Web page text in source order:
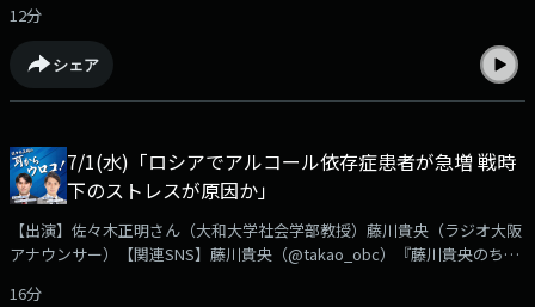
えぇラジオ』番組公式（@chodo_obc）サンスポ編集委員 大澤謙一郎さ
んの『スポーツ芸能ちょうどえぇ話』秋に行われる西城秀樹さんのフィル
ムコンサートの詳細が発表されました。前回、初めて公開された当時20歳
の西城さんが日本武道館で初のコンサートを行った貴重映像に加えて今
す。➡https://www.obc1314.co.jp/bangumi/chodo/大澤さんへのご質問
や、ご感想などは✉chodo@obc1314.co.jpまでお寄せ下さい。「Ｘ」など
SNSでは #ちょうどえぇラジオを付けて呟いて下さいね。
12分
シェア
7/1(水)「ロシアでアルコール依存症患者が急増 戦時
下のストレスが原因か」
【出演】佐々木正明さん（大和大学社会学部教授）藤川貴央（ラジオ大阪
アナウンサー）【関連SNS】藤川貴央（@takao_obc）『藤川貴央のちょ
コ！』ウクライナへの大規模侵略開始から4年4か月ロシア国内で再びアル
16分